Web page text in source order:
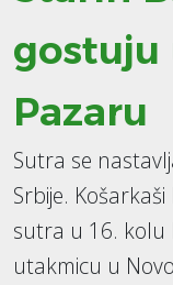
gostuju
Pazaru
Sutra se
Srbije.
sutra u 16. kolu
utakmicu u